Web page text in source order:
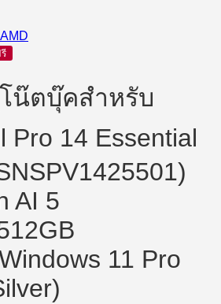
น๊ตบุ๊คสำหรับ
Pro 14 Essential
AI 5
11 Pro